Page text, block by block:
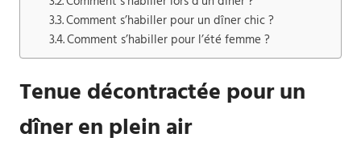
Comment s’habiller pour un dîner chic ?
Comment s’habiller pour l’été femme ?
Tenue décontractée pour un
dîner en plein air